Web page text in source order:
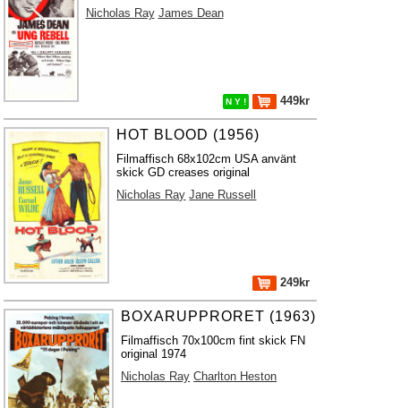
Nicholas Ray James Dean
N Y ! 449kr
HOT BLOOD (1956)
Filmaffisch 68x102cm USA använt
skick GD creases original
Nicholas Ray Jane Russell
249kr
BOXARUPPRORET (1963)
Filmaffisch 70x100cm fint skick FN
original 1974
Nicholas Ray Charlton Heston